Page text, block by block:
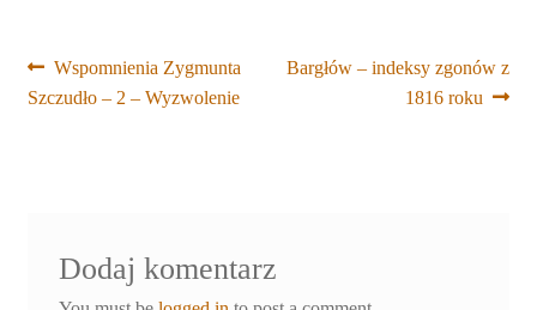
Nawigacja
Poprzedni
wpis:
Wspomnienia Zygmunta
Szczudło – 2 – Wyzwolenie
Next
Bargłów – indeksy zgonów z
1816 roku
Dodaj komentarz